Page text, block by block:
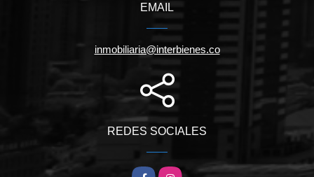
EMAIL
inmobiliaria@interbienes.co
REDES SOCIALES